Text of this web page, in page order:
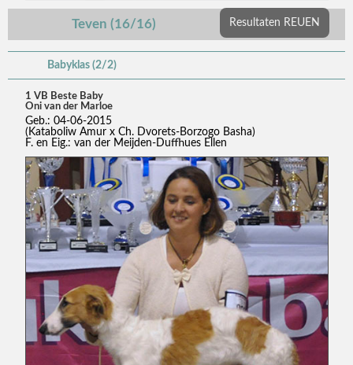
Teven (16/16) Resultaten REUEN
Babyklas (2/2)
1 VB Beste Baby
Oni van der Marloe
Geb.: 04-06-2015
(Kataboliw Amur x Ch. Dvorets-Borzogo Basha)
F. en Eig.: van der Meijden-Duffhues Ellen